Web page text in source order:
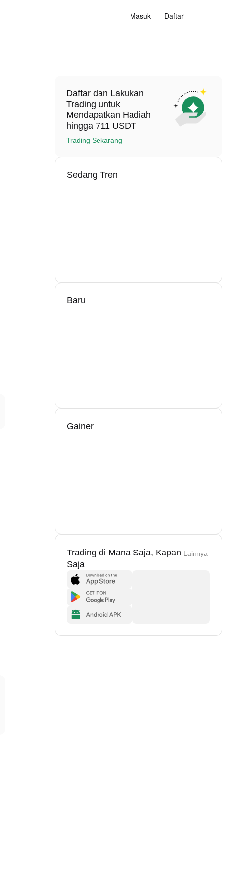
Masuk Daftar
Daftar dan Lakukan
Trading untuk
Mendapatkan Hadiah
hingga 711 USDT
Trading Sekarang
Sedang Tren
Baru
Gainer
Trading di Mana Saja, Kapan
Saja
Lainnya